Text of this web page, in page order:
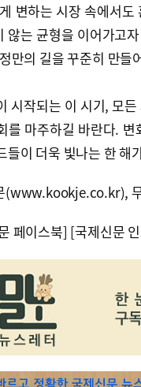
변하는 시장 속에서
않는 균형을 이어가고
만의 길을 꾸준히 만들
시작되는 이 시기, 모
를 마주하길 바란다.
들이 더욱 빛나는 한 해
무
페이스북] [국제신문